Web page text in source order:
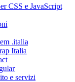
CSS e JavaScript
.italia
Italia
e servizi